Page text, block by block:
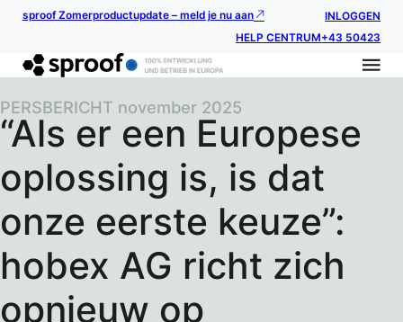
sproof Zomerproductupdate – meld je nu aan
INLOGGEN
HELP CENTRUM+43 50423
“Als er een Europese
oplossing is, is dat
onze eerste keuze”:
hobex AG richt zich
opnieuw op
PERSBERICHT november 2025